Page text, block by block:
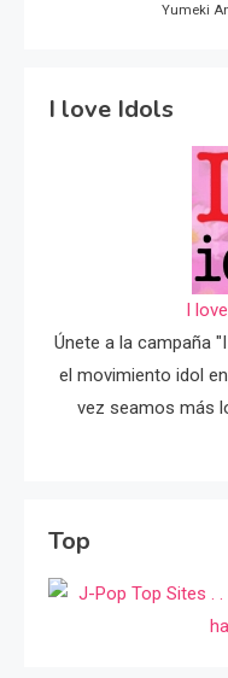
Yumeki
I love Idols
I
Únete a la campaña
el movimiento idol
vez seamos más
Top